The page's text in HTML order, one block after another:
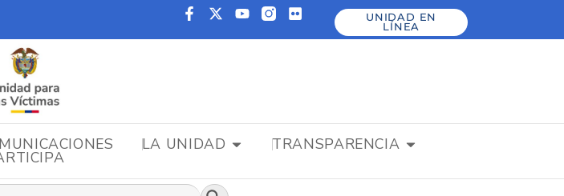
UNIDAD EN
LÍNEA
LA UNIDAD TRANSPARENCIA
Botón de búsqueda